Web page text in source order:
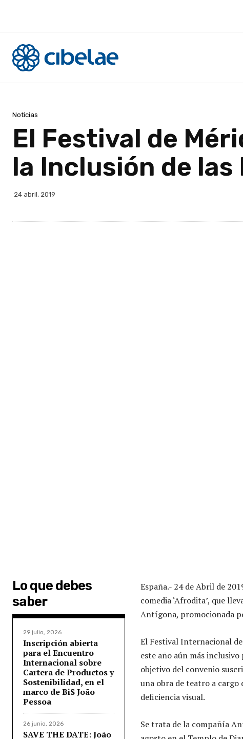
Noticias
El Festival de
la Inclusión de las
24 abril, 2019
Lo que debes
saber
29 julio, 2026
Inscripción abierta
para el Encuentro
Internacional sobre
Cartera de Productos y
Sostenibilidad, en el
marco de BiS João
Pessoa
26 junio, 2026
SAVE THE DATE: João
España.- 24 de Abril de
comedia ‘Afrodita’, que
Antígona, promocionada
El Festival Internacional
este año aún más inclusivo
objetivo del convenio
una obra de teatro a
deficiencia visual.
Se trata de la compañía